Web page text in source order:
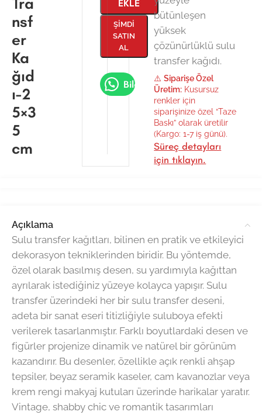
nsf
er
Ka
ğıd
ı-2
5×3
5
cm
EKLE
ŞIMDI
SATIN
AL
Bilgi Al
bütünleşen
yüksek
çözünürlüklü sulu
transfer kağıdı.
⚠️Siparişe Özel
Üretim: Kusursuz
renkler için
siparişinize özel “Taze
Baskı” olarak üretilir
(Kargo: 1-7 iş günü).
Süreç detayları
için tıklayın.
Açıklama
Sulu transfer kağıtları, bilinen en pratik ve etkileyici
dekorasyon tekniklerinden biridir. Bu yöntemde,
özel olarak basılmış desen, su yardımıyla kağıttan
ayrılarak istediğiniz yüzeye kolayca yapışır. Sulu
transfer üzerindeki her bir sulu transfer deseni,
adeta bir sanat eseri titizliğiyle suluboya efekti
verilerek tasarlanmıştır. Farklı boyutlardaki desen ve
figürler projenize dinamik ve natürel bir görünüm
kazandırır. Bu desenler, özellikle açık renkli ahşap
tepsiler, beyaz seramik kaseler, cam kavanozlar veya
krem rengi makyaj kutuları üzerinde harikalar yaratır.
Vintage, shabby chic ve romantik tasarımları